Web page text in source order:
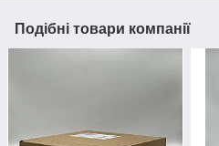
Подібні товари компанії